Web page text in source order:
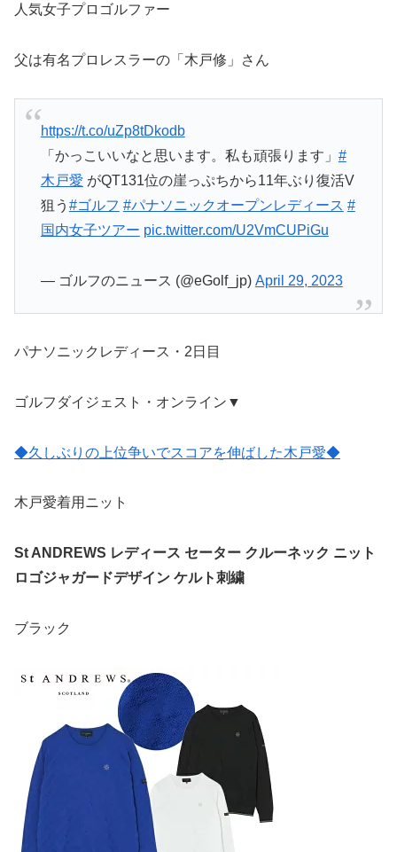
人気女子プロゴルファー
父は有名プロレスラーの「木戸修」さん
https://t.co/uZp8tDkodb
「かっこいいなと思います。私も頑張ります」 #
木戸愛 がQT131位の崖っぷちから11年ぶり復活V
狙う #ゴルフ #パナソニックオープンレディース #
国内女子ツアー pic.twitter.com/U2VmCUPiGu
— ゴルフのニュース (@eGolf_jp) April 29, 2023
パナソニックレディース・2日目
ゴルフダイジェスト・オンライン▼
◆久しぶりの上位争いでスコアを伸ばした木戸愛◆
木戸愛着用ニット
St ANDREWS レディース セーター クルーネック ニット
ロゴジャガードデザイン ケルト刺繍
ブラック